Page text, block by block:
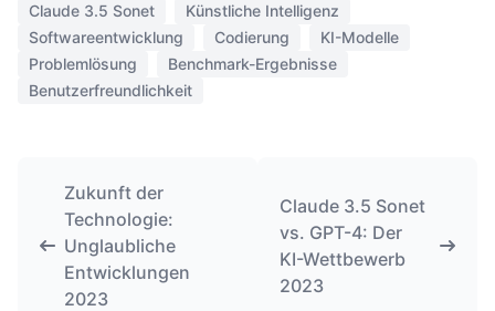
Claude 3.5 Sonet
Künstliche Intelligenz
Softwareentwicklung
Codierung
KI-Modelle
Problemlösung
Benchmark-Ergebnisse
Benutzerfreundlichkeit
Zukunft der
Technologie:
Unglaubliche
Entwicklungen
2023
Claude 3.5 Sonet
vs. GPT-4: Der
KI-Wettbewerb
2023